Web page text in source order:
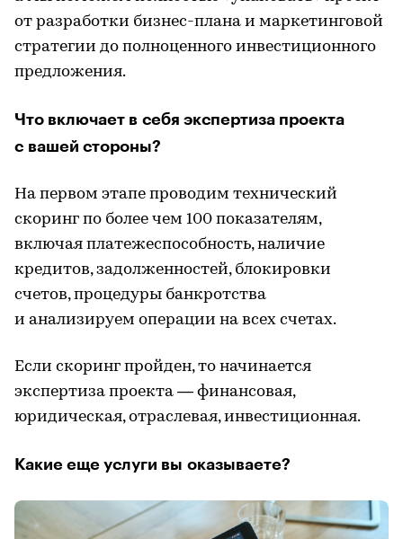
от разработки бизнес-плана и маркетинговой
стратегии до полноценного инвестиционного
предложения.
Что включает в себя экспертиза проекта
с вашей стороны?
На первом этапе проводим технический
скоринг по более чем 100 показателям,
включая платежеспособность, наличие
кредитов, задолженностей, блокировки
счетов, процедуры банкротства
и анализируем операции на всех счетах.
Если скоринг пройден, то начинается
экспертиза проекта — финансовая,
юридическая, отраслевая, инвестиционная.
Какие еще услуги вы оказываете?